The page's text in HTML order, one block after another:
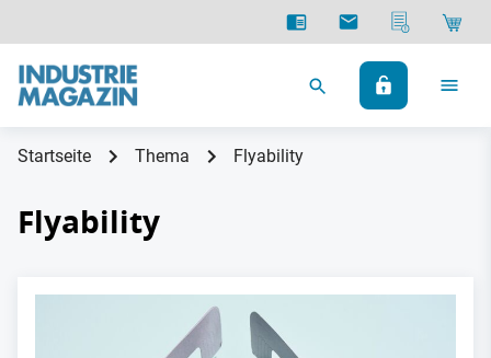
Startseite Thema Flyability
Flyability